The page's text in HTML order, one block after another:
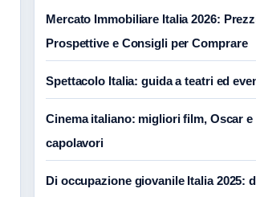
Mercato Immobiliare Italia 2026:
Prospettive e Consigli per Comprare
Spettacolo Italia: guida a teatri ed
Cinema italiano: migliori film, Oscar e
capolavori
Di occupazione giovanile Italia 2025: